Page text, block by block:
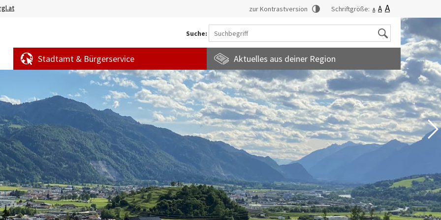
zur Kontrastversion Schriftgröße: A A A
Suche: Suche
Stadtamt & Bürgerservice Aktuelles aus deiner Region
Amtstafel
Veranstaltungen
Bürgermeldungen
Stadtmagazin
familienfreundlichegemeinde
Europainformationen